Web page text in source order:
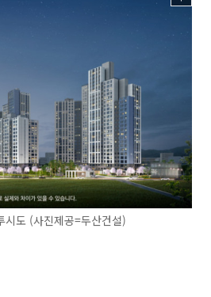
도 (사진제공=두산건설)